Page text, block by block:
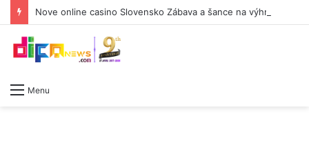
Nove online casino Slovensko Zábava a šance na výhru
Menu